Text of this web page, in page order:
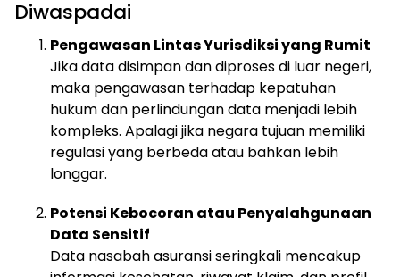
Diwaspadai
Pengawasan Lintas Yurisdiksi yang Rumit
Jika data disimpan dan diproses di luar negeri,
maka pengawasan terhadap kepatuhan
hukum dan perlindungan data menjadi lebih
kompleks. Apalagi jika negara tujuan memiliki
regulasi yang berbeda atau bahkan lebih
longgar.
Potensi Kebocoran atau Penyalahgunaan
Data Sensitif
Data nasabah asuransi seringkali mencakup